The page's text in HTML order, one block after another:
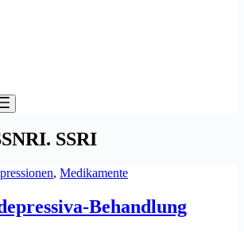
SSRI
, Medikamente
Behandlung